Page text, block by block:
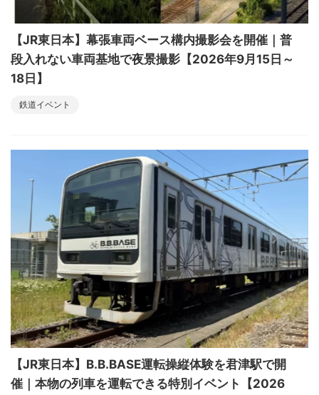
【JR東日本】幕張車両ベース構内撮影会を開催｜普
段入れない車両基地で夜景撮影【2026年9月15日～
18日】
鉄道イベント
【JR東日本】B.B.BASE運転操縦体験を君津駅で開
催｜本物の列車を運転できる特別イベント【2026